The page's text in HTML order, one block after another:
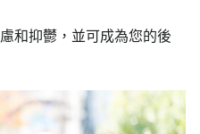
和抑鬱，並可成為您的後